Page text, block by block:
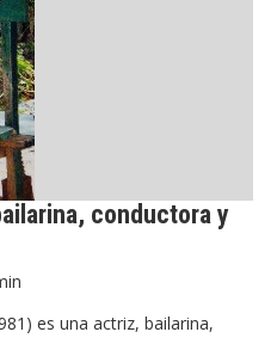
conductora y
es una actriz, bailarina,